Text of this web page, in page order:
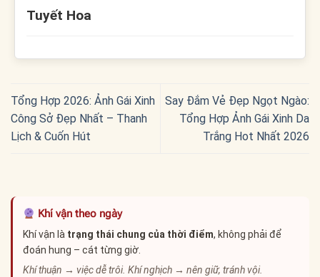
Tuyết Hoa
Tổng Hợp 2026: Ảnh Gái Xinh
Công Sở Đẹp Nhất – Thanh
Lịch & Cuốn Hút
Say Đắm Vẻ Đẹp Ngọt Ngào:
Tổng Hợp Ảnh Gái Xinh Da
Trắng Hot Nhất 2026
Khí vận theo ngày
Khí vận là trạng thái chung của thời điểm, không phải để
đoán hung – cát từng giờ.
Khí thuận → việc dễ trôi. Khí nghịch → nên giữ, tránh vội.